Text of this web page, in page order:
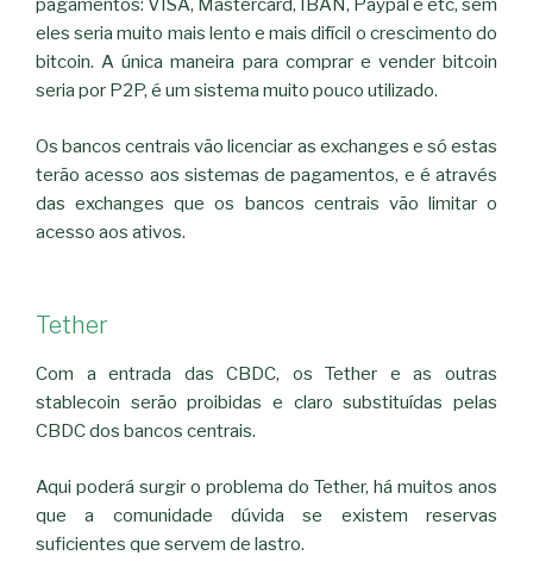
pagamentos: VISA, Mastercard, IBAN, Paypal e etc, sem
eles seria muito mais lento e mais difícil o crescimento do
bitcoin. A única maneira para comprar e vender bitcoin
seria por P2P, é um sistema muito pouco utilizado.
Os bancos centrais vão licenciar as exchanges e só estas
terão acesso aos sistemas de pagamentos, e é através
das exchanges que os bancos centrais vão limitar o
acesso aos ativos.
Tether
Com a entrada das CBDC, os Tether e as outras
stablecoin serão proibidas e claro substituídas pelas
CBDC dos bancos centrais.
Aqui poderá surgir o problema do Tether, há muitos anos
que a comunidade dúvida se existem reservas
suficientes que servem de lastro.